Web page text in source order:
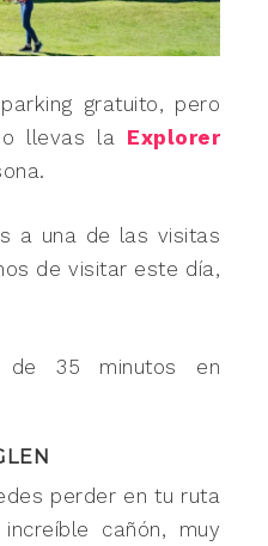
gratuito, pero
llevas la Explorer
a una de las visitas
de visitar este día,
de 35 minutos en
perder en tu ruta
cañón, muy